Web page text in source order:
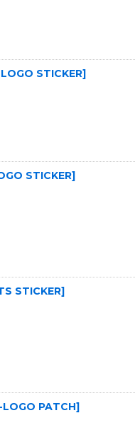
STICKER]
STICKER]
STICKER]
LOGO PATCH]